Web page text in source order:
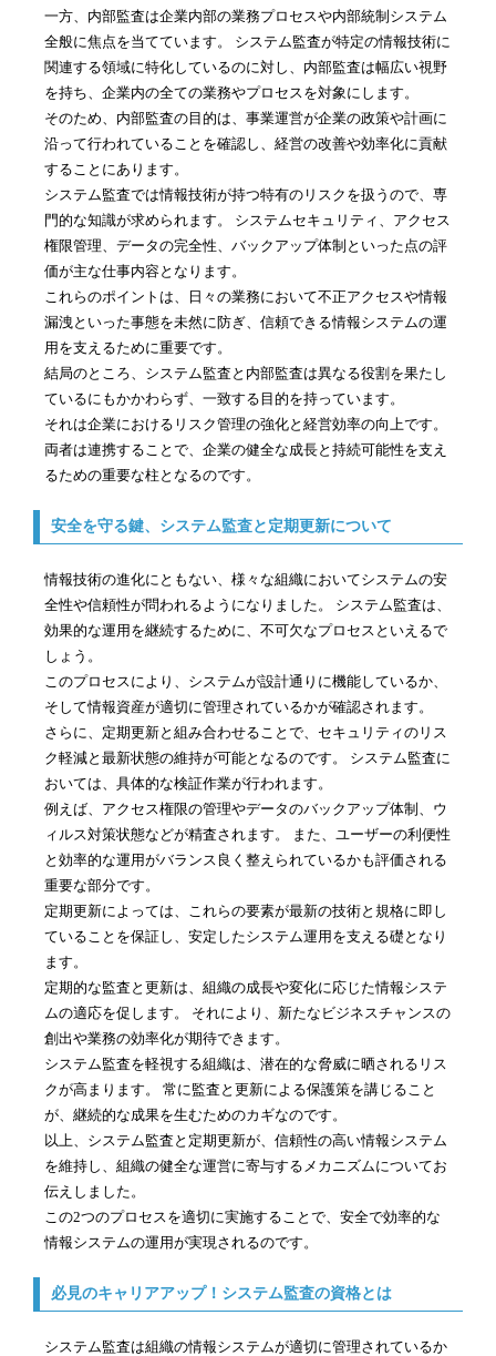
一方、内部監査は企業内部の業務プロセスや内部統制システム
全般に焦点を当てています。 システム監査が特定の情報技術に
関連する領域に特化しているのに対し、内部監査は幅広い視野
を持ち、企業内の全ての業務やプロセスを対象にします。
そのため、内部監査の目的は、事業運営が企業の政策や計画に
沿って行われていることを確認し、経営の改善や効率化に貢献
することにあります。
システム監査では情報技術が持つ特有のリスクを扱うので、専
門的な知識が求められます。 システムセキュリティ、アクセス
権限管理、データの完全性、バックアップ体制といった点の評
価が主な仕事内容となります。
これらのポイントは、日々の業務において不正アクセスや情報
漏洩といった事態を未然に防ぎ、信頼できる情報システムの運
用を支えるために重要です。
結局のところ、システム監査と内部監査は異なる役割を果たし
ているにもかかわらず、一致する目的を持っています。
それは企業におけるリスク管理の強化と経営効率の向上です。
両者は連携することで、企業の健全な成長と持続可能性を支え
るための重要な柱となるのです。
安全を守る鍵、システム監査と定期更新について
情報技術の進化にともない、様々な組織においてシステムの安
全性や信頼性が問われるようになりました。 システム監査は、
効果的な運用を継続するために、不可欠なプロセスといえるで
しょう。
このプロセスにより、システムが設計通りに機能しているか、
そして情報資産が適切に管理されているかが確認されます。
さらに、定期更新と組み合わせることで、セキュリティのリス
ク軽減と最新状態の維持が可能となるのです。 システム監査に
おいては、具体的な検証作業が行われます。
例えば、アクセス権限の管理やデータのバックアップ体制、ウ
ィルス対策状態などが精査されます。 また、ユーザーの利便性
と効率的な運用がバランス良く整えられているかも評価される
重要な部分です。
定期更新によっては、これらの要素が最新の技術と規格に即し
ていることを保証し、安定したシステム運用を支える礎となり
ます。
定期的な監査と更新は、組織の成長や変化に応じた情報システ
ムの適応を促します。 それにより、新たなビジネスチャンスの
創出や業務の効率化が期待できます。
システム監査を軽視する組織は、潜在的な脅威に晒されるリス
クが高まります。 常に監査と更新による保護策を講じること
が、継続的な成果を生むためのカギなのです。
以上、システム監査と定期更新が、信頼性の高い情報システム
を維持し、組織の健全な運営に寄与するメカニズムについてお
伝えしました。
この2つのプロセスを適切に実施することで、安全で効率的な
情報システムの運用が実現されるのです。
必見のキャリアアップ！システム監査の資格とは
システム監査は組織の情報システムが適切に管理されているか